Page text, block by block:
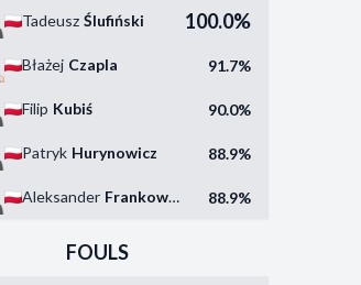
Tadeusz Ślufiński 100.0%
Błażej Czapla 91.7%
Filip Kubiś 90.0%
Patryk Hurynowicz 88.9%
Aleksander Frankowski 88.9%
FOULS